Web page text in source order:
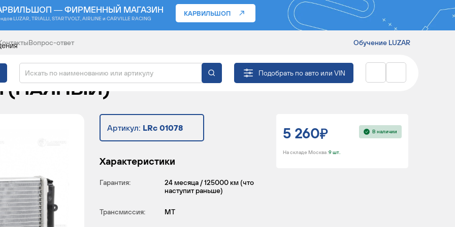
— ФИРМЕННЫЙ МАГАЗИН
LUZAR, TRIALLI, STARTVOLT, AIRLINE и CARVILLE RACING
КАРВИЛЬШОП
Вопрос-ответ Обучение LUZAR
Подобрать по авто или VIN
ДЛЯ А/М ЛАДА 2108-2115
(ПАЯНЫЙ)
Артикул: LRc 01078
Характеристики
Гарантия:
24 месяца / 125000 км (что
наступит раньше)
Трансмиссия: MT
5 260 В наличии
На складе Москва :9 шт.